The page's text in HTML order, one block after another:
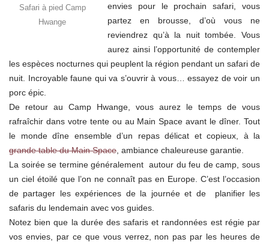
Safari à pied Camp
Hwange
envies pour le prochain safari, vous
partez en brousse, d’où vous ne
reviendrez qu’à la nuit tombée. Vous
aurez ainsi l’opportunité de contempler
les espèces nocturnes qui peuplent la région pendant un safari de
nuit. Incroyable faune qui va s’ouvrir à vous… essayez de voir un
porc épic.
De retour au Camp Hwange, vous aurez le temps de vous
rafraîchir dans votre tente ou au Main Space avant le dîner. Tout
le monde dîne ensemble d’un repas délicat et copieux, à la
grande table du Main Space , ambiance chaleureuse garantie.
La soirée se termine généralement autour du feu de camp, sous
un ciel étoilé que l’on ne connaît pas en Europe. C’est l’occasion
de partager les expériences de la journée et de planifier les
safaris du lendemain avec vos guides.
Notez bien que la durée des safaris et randonnées est régie par
vos envies, par ce que vous verrez, non pas par les heures de